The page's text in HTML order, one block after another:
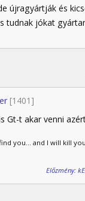
újragyártják és
tudnak jókat
[1401]
Gt-t akar venni
you... and I will kill
Előzmény: